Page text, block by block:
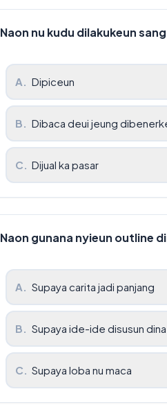
Naon nu kudu dilakukeun
A. Dipiceun
B. Dibaca deui jeung
C. Dijual ka pasar
Naon gunana nyieun outline
A. Supaya carita jadi panjang
B. Supaya ide-ide disusun
C. Supaya loba nu maca